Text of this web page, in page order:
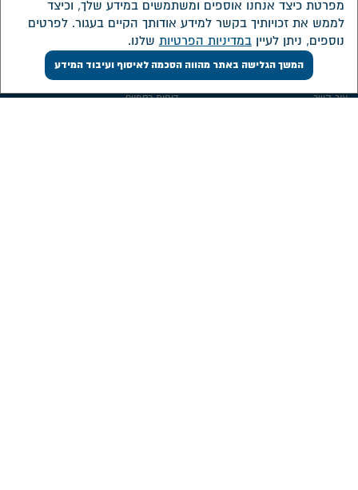
ממונה על פניות הציבור
מבנה אחזקות
אזור אישי דירקטורים ונושאי משרה
מדיניות פרטיות​
השקעות
דוחות כספיים
שירות לקוחות
צור קשר
מפרטת כיצד אנחנו אוספים ומשתמשים במידע שלך, וכיצד
לממש את זכויותיך בקשר למידע אודותך הקיים בעגור. לפרטים
נוספים, ניתן לעיין במדיניות הפרטיות שלנו.
המשך הגלישה באתר מהווה הסכמה לאיסוף ועיבוד המידע